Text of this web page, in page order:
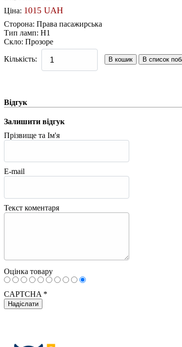
Ціна: 1015 UAH
Сторона: Права пасажирська
Тип ламп: H1
Скло: Прозоре
Кількість:
Відгук
Залишити відгук
Прізвище та Ім'я
E-mail
Текст коментаря
Оцінка товару
CAPTCHA *